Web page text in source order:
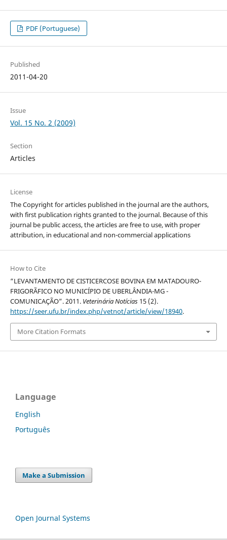
PDF (Portuguese)
Published
2011-04-20
Issue
Vol. 15 No. 2 (2009)
Section
Articles
License
The Copyright for articles published in the journal are the authors,
with first publication rights granted to the journal. Because of this
journal be public access, the articles are free to use, with proper
attribution, in educational and non-commercial applications
How to Cite
“LEVANTAMENTO DE CISTICERCOSE BOVINA EM MATADOURO-
FRIGORÃFICO NO MUNICÍPIO DE UBERLÂNDIA-MG -
COMUNICAÇÃO”. 2011. Veterinária Notícias15 (2).
https://seer.ufu.br/index.php/vetnot/article/view/18940.
More Citation Formats
Language
English
Português
Make a Submission
Open Journal Systems